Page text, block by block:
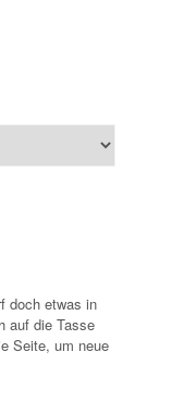
doch etwas in
auf die Tasse
Seite, um neue